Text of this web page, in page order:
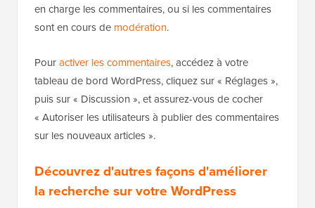
en charge les commentaires, ou si les commentaires
sont en cours de modération.
Pouractiver les commentaires, accédez à votre
tableau de bord WordPress, cliquez sur « Réglages »,
puis sur « Discussion », et assurez-vous de cocher
« Autoriser les utilisateurs à publier des commentaires
sur les nouveaux articles ».
Découvrez d'autres façons d'améliorer
la recherche sur votre WordPress